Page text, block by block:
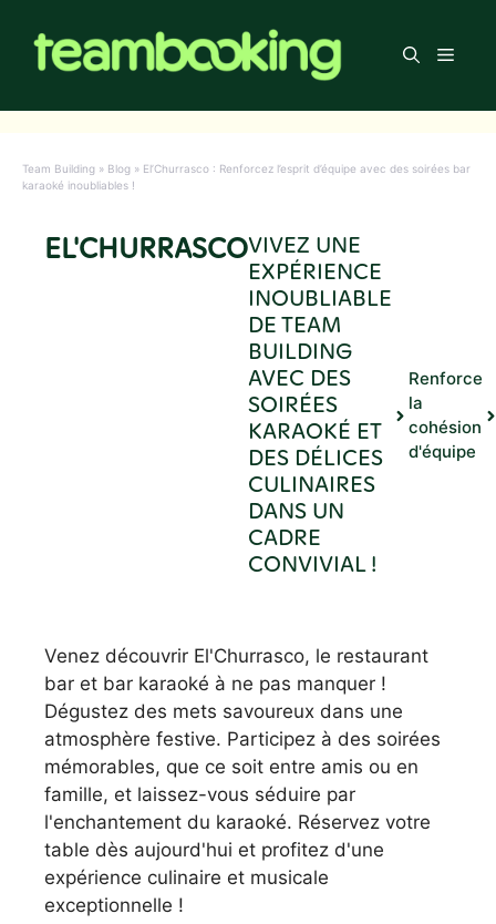
contenu
Menu
Team Building » Blog » El’Churrasco : Renforcez l’esprit d’équipe avec des soirées bar
karaoké inoubliables !
EL'CHURRASCOVIVEZ UNE
EXPÉRIENCE
INOUBLIABLE
DE TEAM
BUILDING
AVEC DES
SOIRÉES
KARAOKÉ ET
DES DÉLICES
CULINAIRES
DANS UN
CADRE
CONVIVIAL !
Renforce
la
cohésion
d'équipe
Venez découvrir El'Churrasco, le restaurant
bar et bar karaoké à ne pas manquer !
Dégustez des mets savoureux dans une
atmosphère festive. Participez à des soirées
mémorables, que ce soit entre amis ou en
famille, et laissez-vous séduire par
l'enchantement du karaoké. Réservez votre
table dès aujourd'hui et profitez d'une
expérience culinaire et musicale
exceptionnelle !